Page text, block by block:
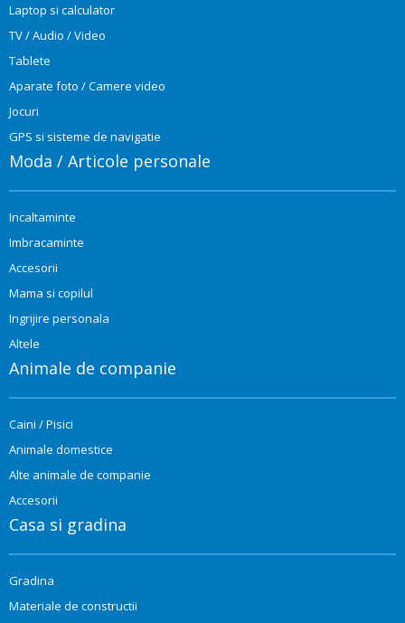
Laptop si calculator
TV / Audio / Video
Tablete
Aparate foto / Camere video
Jocuri
GPS si sisteme de navigatie
Moda / Articole personale
Incaltaminte
Imbracaminte
Accesorii
Mama si copilul
Ingrijire personala
Altele
Animale de companie
Caini / Pisici
Animale domestice
Alte animale de companie
Accesorii
Casa si gradina
Gradina
Materiale de constructii